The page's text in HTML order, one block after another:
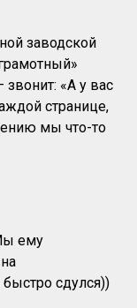
заводской
звонит: «А у вас
странице,
мы что-то
ему
сдулся))